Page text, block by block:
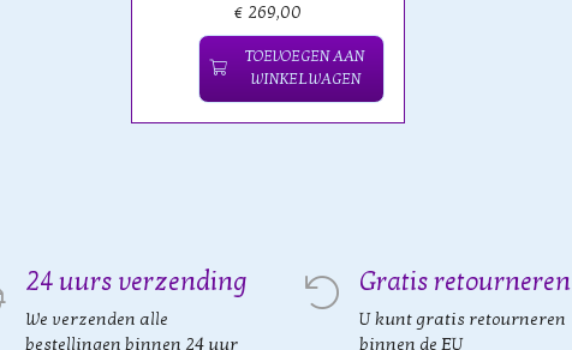
€ 269,00
TOEVOEGEN AAN
WINKELWAGEN
24 uurs verzending
We verzenden alle
bestellingen binnen 24 uur
Gratis retourneren
U kunt gratis retourneren
binnen de EU